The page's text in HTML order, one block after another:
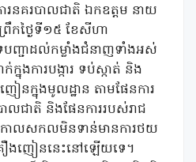
ារនគរបាលជាតិ ឯកឧត្តម នាយ
កថ្ងៃទី១៥ ខែសីហា
បញ្ជាដល់កម្លាំងជំនាញទាំងអស់
ក្នុងការបង្ការ ទប់ស្កាត់ និង
ៀនក្នុងមូលដ្ឋាន តាមផែនការ
ាលជាតិ និងផែនការរបស់រាជ
កាលសកលមិនទាន់មានការថយ
ឿងញៀននេះនៅឡើយទេ។